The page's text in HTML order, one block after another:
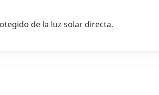
de la luz solar directa.